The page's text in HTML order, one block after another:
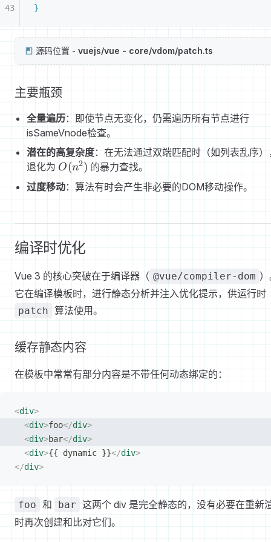
}
源码位置 - vuejs/vue - core/vdom/patch.ts
主要瓶颈
全量遍历：即使节点无变化，仍需遍历所有节点进行
isSameVnode检查。
潜在的高复杂度：在无法通过双端匹配时（如列表乱序）
退化为 O(n²)
O(n2) 的暴力查找。
过度移动：算法有时会产生非必要的DOM移动操作。
编译时优化
Vue 3 的核心突破在于编译器（ @vue/compiler-dom
它在编译模板时，进行静态分析并注入优化提示，供运行时
patch 算法使用。
缓存静态内容
在模板中常常有部分内容是不带任何动态绑定的：
<div>
<div>foo</div>
<div>bar</div>
<div>{{ dynamic }}</div>
</div>
foo 和 bar 这两个 div 是完全静态的，没有必要在重新
时再次创建和比对它们。